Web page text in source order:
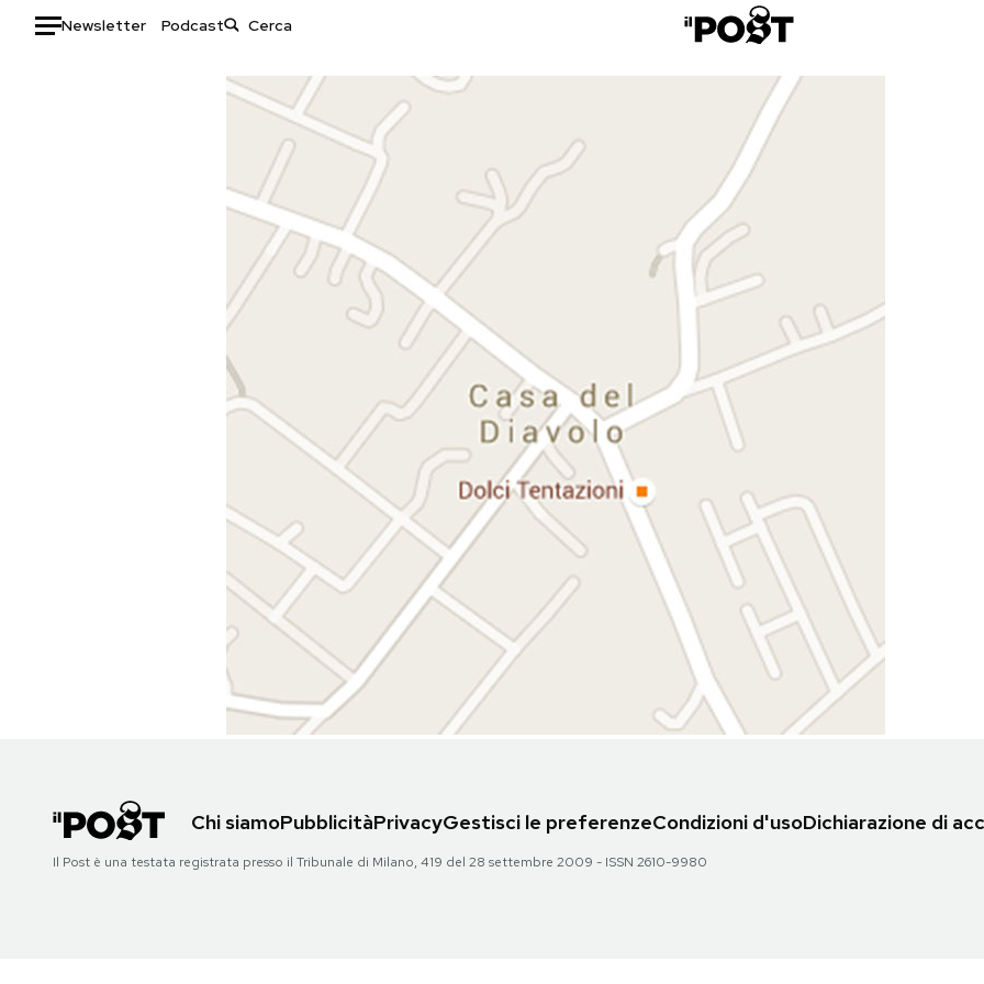
Newsletter Podcast
Auto
Moda
Libri
Consumismi
Storie/Idee
Ok Boomer!
Mondiali calcio 2026
CALENDARIO Chi siamoPubblicitàPrivacyGestisci le preferenzeCondizioni d'usoDichiarazione di
Il Post è una testata registrata presso il Tribunale di Milano, 419 del 28 settembre 2009 - ISSN 2610-9980